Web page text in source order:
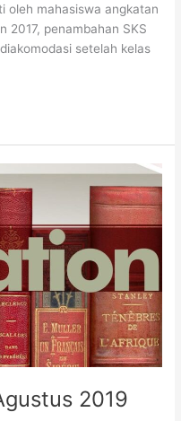
oleh mahasiswa angkatan
2017, penambahan SKS
setelah kelas
2019